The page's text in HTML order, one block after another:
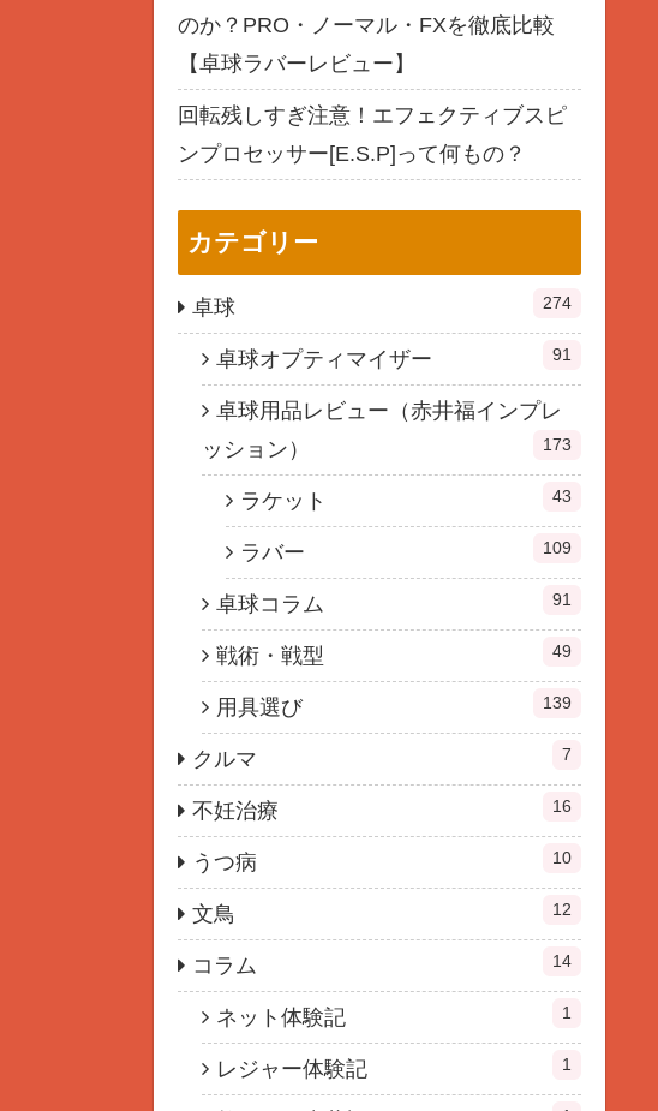
のか？PRO・ノーマル・FXを徹底比較
【卓球ラバーレビュー】
回転残しすぎ注意！エフェクティブスピ
ンプロセッサー[E.S.P]って何もの？
カテゴリー
卓球 274
卓球オプティマイザー 91
卓球用品レビュー（赤井福インプレ
ッション）
173
ラケット 43
ラバー 109
卓球コラム 91
戦術・戦型 49
用具選び 139
クルマ 7
不妊治療 16
うつ病 10
文鳥 12
コラム 14
ネット体験記 1
レジャー体験記 1